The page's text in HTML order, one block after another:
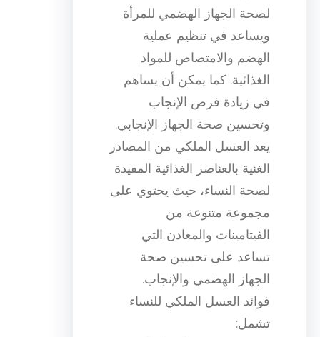
لصحة الجهاز الهضمي للمرأة
ويساعد في تنظيم عملية
الهضم والامتصاص للمواد
الغذائية. كما يمكن أن يساهم
في زيادة فرص الإنجاب
وتحسين صحة الجهاز الإنجابي.
يعد العسل الملكي من المصادر
الغنية بالعناصر الغذائية المفيدة
لصحة النساء، حيث يحتوي على
مجموعة متنوعة من
الفيتامينات والمعادن التي
تساعد على تحسين صحة
الجهاز الهضمي والإنجاب.
فوائد العسل الملكي للنساء
تشمل: